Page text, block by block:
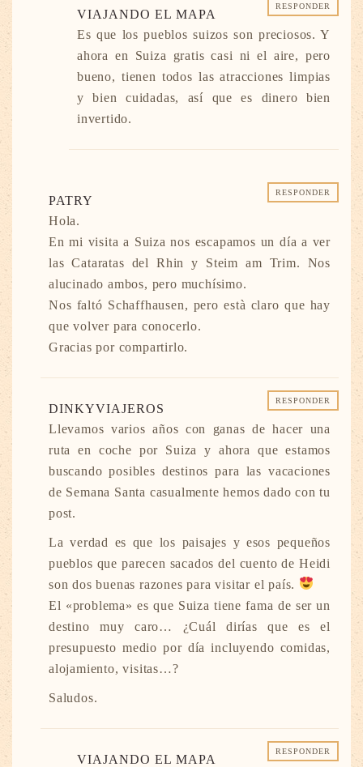
RESPONDER
VIAJANDO EL MAPA
Es que los pueblos suizos son preciosos. Y
ahora en Suiza gratis casi ni el aire, pero
bueno, tienen todos las atracciones limpias
y bien cuidadas, así que es dinero bien
invertido.
RESPONDER
PATRY
Hola.
En mi visita a Suiza nos escapamos un día a ver
las Cataratas del Rhin y Steim am Trim. Nos
alucinado ambos, pero muchísimo.
Nos faltó Schaffhausen, pero està claro que hay
que volver para conocerlo.
Gracias por compartirlo.
RESPONDER
DINKYVIAJEROS
Llevamos varios años con ganas de hacer una
ruta en coche por Suiza y ahora que estamos
buscando posibles destinos para las vacaciones
de Semana Santa casualmente hemos dado con tu
post.
La verdad es que los paisajes y esos pequeños
pueblos que parecen sacados del cuento de Heidi
son dos buenas razones para visitar el país.
El «problema» es que Suiza tiene fama de ser un
destino muy caro… ¿Cuál dirías que es el
presupuesto medio por día incluyendo comidas,
alojamiento, visitas…?
Saludos.
RESPONDER
VIAJANDO EL MAPA